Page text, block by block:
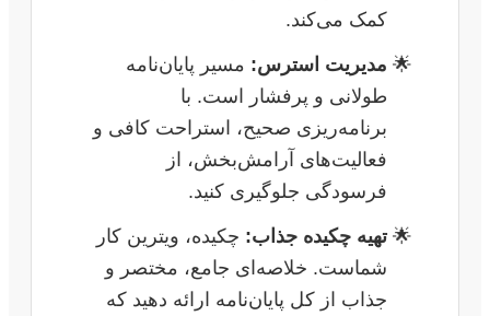
کمک می‌کند.
مدیریت استرس: مسیر پایان‌نامه
طولانی و پرفشار است. با
برنامه‌ریزی صحیح، استراحت کافی و
فعالیت‌های آرامش‌بخش، از
فرسودگی جلوگیری کنید.
تهیه چکیده جذاب: چکیده، ویترین کار
شماست. خلاصه‌ای جامع، مختصر و
جذاب از کل پایان‌نامه ارائه دهید که